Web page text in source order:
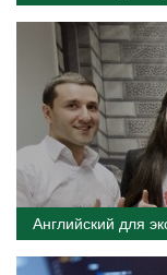
Английский для